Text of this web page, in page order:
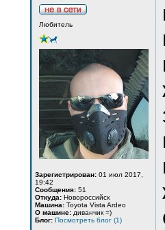
Любитель
Зарегистрирован: 01 июл 2017,
19:42
Сообщения: 51
Откуда: Новороссийск
Машина: Toyota Vista Ardeo
О машине: диванчик =)
Блог: Посмотреть блог (1)